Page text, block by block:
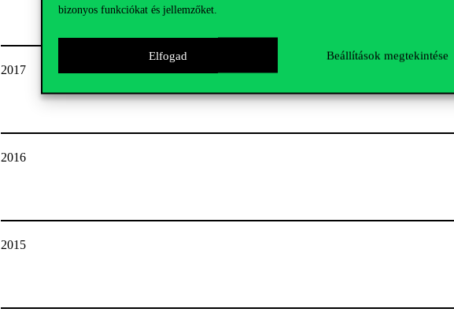
bizonyos funkciókat és jellemzőket.
Elfogad Beállítások megtekintése
2017
2016
2015